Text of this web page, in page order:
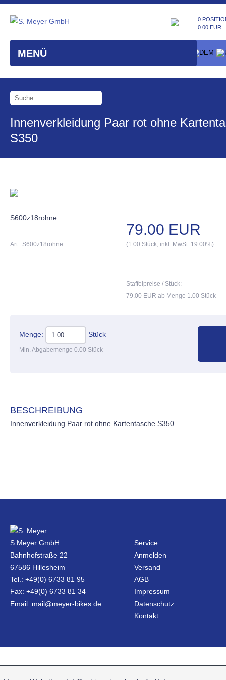
MENÜ
0
0.00 EUR
Innenverkleidung Paar rot ohne
S350
S600z18rohne
79.00 EUR
Art.: S600z18rohne (1.00 Stück, inkl. MwSt. 19.00%)
Staffelpreise / Stück:
79.00 EUR ab Menge 1.00 Stück
Menge: Stück
Min. Abgabemenge 0.00 Stück
BESCHREIBUNG
Innenverkleidung Paar rot ohne Kartentasche S350
S.Meyer GmbH
Bahnhofstraße 22
67586 Hillesheim
Tel.: +49(0) 6733 81 95
Fax: +49(0) 6733 81 34
Email: mail@meyer-bikes.de
Service
Anmelden
Versand
AGB
Impressum
Datenschutz
Kontakt